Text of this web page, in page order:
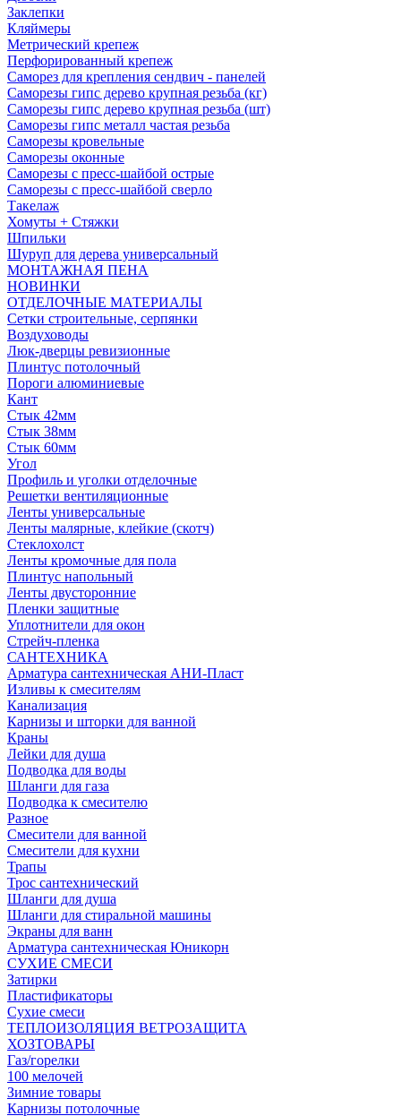
Заклепки
Кляймеры
Метрический крепеж
Перфорированный крепеж
Саморез для крепления сендвич - панелей
Саморезы гипс дерево крупная резьба (кг)
Саморезы гипс дерево крупная резьба (шт)
Саморезы гипс металл частая резьба
Саморезы кровельные
Саморезы оконные
Саморезы с пресс-шайбой острые
Саморезы с пресс-шайбой сверло
Такелаж
Хомуты + Стяжки
Шпильки
Шуруп для дерева универсальный
МОНТАЖНАЯ ПЕНА
НОВИНКИ
ОТДЕЛОЧНЫЕ МАТЕРИАЛЫ
Сетки строительные, серпянки
Воздуховоды
Люк-дверцы ревизионные
Плинтус потолочный
Пороги алюминиевые
Кант
Стык 42мм
Стык 38мм
Стык 60мм
Угол
Профиль и уголки отделочные
Решетки вентиляционные
Ленты универсальные
Ленты малярные, клейкие (скотч)
Стеклохолст
Ленты кромочные для пола
Плинтус напольный
Ленты двусторонние
Пленки защитные
Уплотнители для окон
Стрейч-пленка
САНТЕХНИКА
Арматура сантехническая АНИ-Пласт
Изливы к смесителям
Канализация
Карнизы и шторки для ванной
Краны
Лейки для душа
Подводка для воды
Шланги для газа
Подводка к смесителю
Разное
Смесители для ванной
Смесители для кухни
Трапы
Трос сантехнический
Шланги для душа
Шланги для стиральной машины
Экраны для ванн
Арматура сантехническая Юникорн
СУХИЕ СМЕСИ
Затирки
Пластификаторы
Сухие смеси
ТЕПЛОИЗОЛЯЦИЯ ВЕТРОЗАЩИТА
ХОЗТОВАРЫ
Газ/горелки
100 мелочей
Зимние товары
Карнизы потолочные